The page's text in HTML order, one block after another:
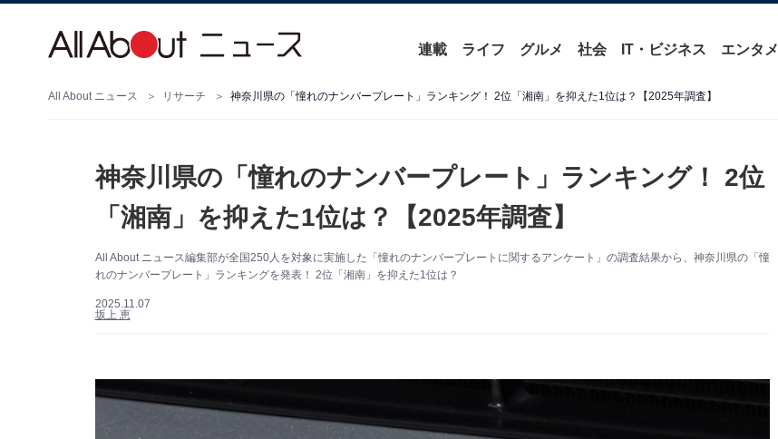
連載 ライフ グルメ 社会 IT・ビジネス エンタメ
All About ニュース リサーチ 神奈川県の「憧れのナンバープレート」ランキング！ 2位「湘南」を抑えた1位は？【2025年調査】
神奈川県の「憧れのナンバープレート」ランキング！ 2位
「湘南」を抑えた1位は？【2025年調査】
All About ニュース編集部が全国250人を対象に実施した「憧れのナンバープレートに関するアンケート」の調査結果から、神奈川県の「憧
れのナンバープレート」ランキングを発表！ 2位「湘南」を抑えた1位は？
2025.11.07
坂上 恵